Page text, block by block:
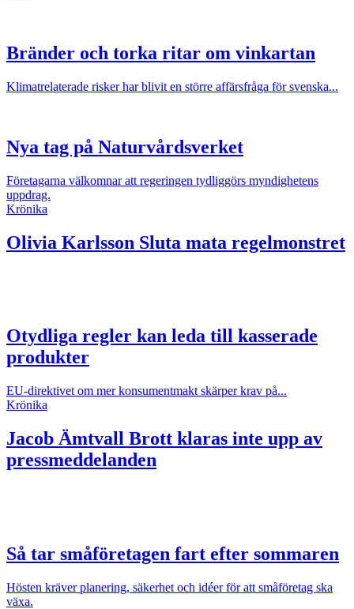
Bränder och torka ritar om vinkartan
Klimatrelaterade risker har blivit en större affärsfråga för svenska...
Nya tag på Naturvårdsverket
Företagarna välkomnar att regeringen tydliggörs myndighetens
uppdrag.
Krönika
Olivia Karlsson Sluta mata regelmonstret
Otydliga regler kan leda till kasserade
produkter
EU-direktivet om mer konsumentmakt skärper krav på...
Krönika
Jacob Ämtvall Brott klaras inte upp av
pressmeddelanden
Så tar småföretagen fart efter sommaren
Hösten kräver planering, säkerhet och idéer för att småföretag ska
växa.